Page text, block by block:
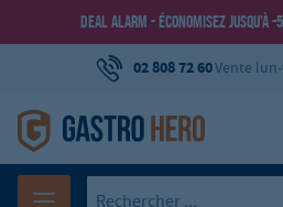
DEAL ALARM - ÉCONOMISEZ JUSQU’À
02 808 72 60Vente